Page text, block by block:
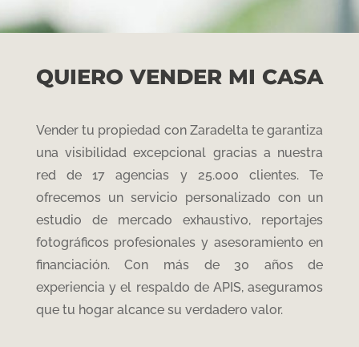
QUIERO VENDER MI CASA
Vender tu propiedad con Zaradelta te garantiza
una visibilidad excepcional gracias a nuestra
red de 17 agencias y 25.000 clientes. Te
ofrecemos un servicio personalizado con un
estudio de mercado exhaustivo, reportajes
fotográficos profesionales y asesoramiento en
financiación. Con más de 30 años de
experiencia y el respaldo de APIS, aseguramos
que tu hogar alcance su verdadero valor.